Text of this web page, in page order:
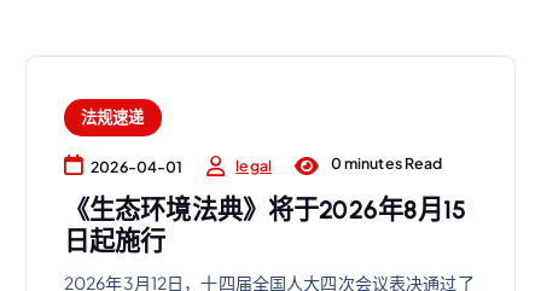
法规速递
2026-04-01 legal 0 minutes Read
《生态环境法典》将于2026年8月15
日起施行
2026年3月12日，十四届全国人大四次会议表决通过了